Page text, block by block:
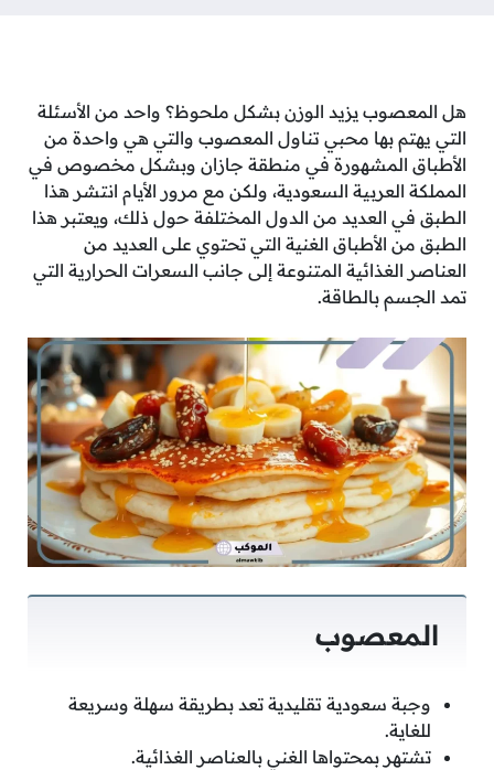
هل المعصوب يزيد الوزن بشكل ملحوظ؟ واحد من الأسئلة
التي يهتم بها محبي تناول المعصوب والتي هي واحدة من
الأطباق المشهورة في منطقة جازان وبشكل مخصوص في
المملكة العربية السعودية، ولكن مع مرور الأيام انتشر هذا
الطبق في العديد من الدول المختلفة حول ذلك، ويعتبر هذا
الطبق من الأطباق الغنية التي تحتوي على العديد من
العناصر الغذائية المتنوعة إلى جانب السعرات الحرارية التي
تمد الجسم بالطاقة.
المعصوب
وجبة سعودية تقليدية تعد بطريقة سهلة وسريعة
للغاية.
تشتهر بمحتواها الغني بالعناصر الغذائية.